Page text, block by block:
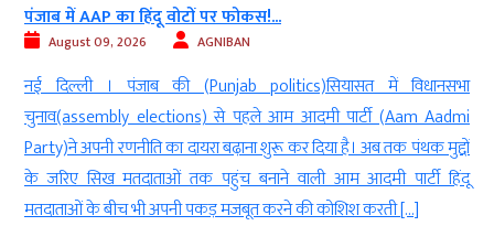
मुद्दों
हिंदू
स्कूल क्विज में सावरकर का जिक्र बना सियासी...
August 09, 2026 AGNIBAN
नई दिल्ली । केरल(Kerala) में एक स्कूल क्विज प्रतियोगिता के दौरान
सेनानी विनायक दामोदर सावरकर (freedom fighter Vinayak
Savarkar)से जुड़ा सवाल पूछे जाने के बाद राजनीतिक विवाद
controversy)गहरा गया है। कासरगोड जिले के कुम्बला और मंजेश्वर
तीन स्कूलों के बच्चों के बीच आयोजित फ्रीडम क्विज में सावरकर से